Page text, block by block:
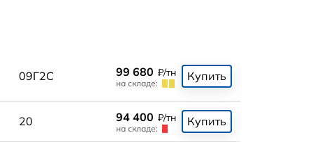
09Г2С 99 680 ₽/тн
на складе:
Купить
20 94 400 ₽/тн
на складе:
Купить